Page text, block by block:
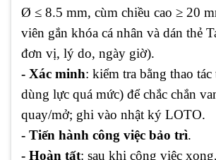
Ø ≤ 8.5 mm, cùm chiều cao ≥ 20
viên gắn khóa cá nhân và dán thẻ
đơn vị, lý do, ngày giờ).
- Xác minh: kiểm tra bằng thao
dùng lực quá mức) để chắc chắn
quay/mở; ghi vào nhật ký LOTO.
- Tiến hành công việc bảo trì.
- Hoàn tất: sau khi công việc